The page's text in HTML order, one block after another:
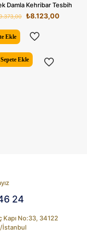
Damla Kehribar Tesbih
Orijinal
₺9.373,00.
₺8.123,00
Ekle
Sepete Ekle
24
No:33, 34122
İstanbul